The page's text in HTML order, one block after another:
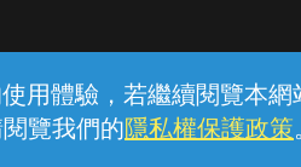
用體驗，若繼續閱覽本
覽我們的隱私權保護政策
線上客服 服務條款 隱私權保護
司個人家庭分公司 (統一編號：